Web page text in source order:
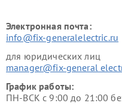
Электронная почта:
info@fix-generalelectric.ru
для юридических лиц
manager@fix-general
График работы:
ПН-ВСК с 9:00 до 21:00